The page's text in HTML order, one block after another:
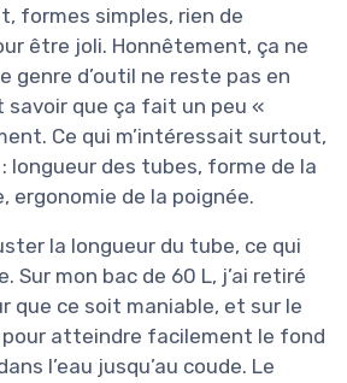
formes simples, rien de
être joli. Honnêtement, ça ne
genre d’outil ne reste pas en
que ça fait un peu «
Ce qui m’intéressait surtout,
longueur des tubes, forme de la
de la poignée.
la longueur du tube, ce qui
mon bac de 60 L, j’ai retiré
que ce soit maniable, et sur le
pour atteindre facilement le fond
l’eau jusqu’au coude. Le